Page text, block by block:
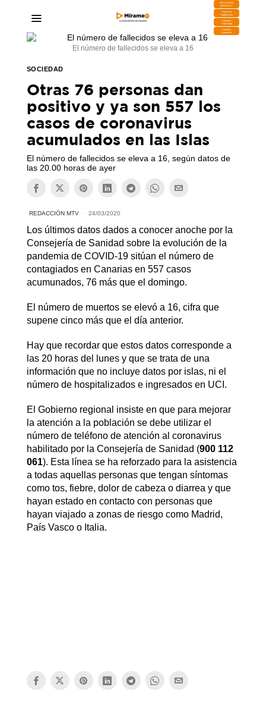
DESCARGA
MIRAPLAY
Buzón de
Sugerencias
Contratar
Publicidad
Contacto
Comercial
El número de fallecidos se eleva a 16
SOCIEDAD
Otras 76 personas dan
positivo y ya son 557 los
casos de coronavirus
acumulados en las Islas
El número de fallecidos se eleva a 16, según datos de
las 20.00 horas de ayer
REDACCIÓN MTV 24/03/2020
Los últimos datos dados a conocer anoche por la
Consejería de Sanidad sobre la evolución de la
pandemia de COVID-19 sitúan el número de
contagiados en Canarias en 557 casos
acumunados, 76 más que el domingo.
El número de muertos se elevó a 16, cifra que
supene cinco más que el día anterior.
Hay que recordar que estos datos corresponde a
las 20 horas del lunes y que se trata de una
información que no incluye datos por islas, ni el
número de hospitalizados e ingresados en UCI.
El Gobierno regional insiste en que para mejorar
la atención a la población se debe utilizar el
número de teléfono de atención al coronavirus
habilitado por la Consejería de Sanidad (900 112
061). Esta línea se ha reforzado para la asistencia
a todas aquellas personas que tengan síntomas
como tos, fiebre, dolor de cabeza o diarrea y que
hayan estado en contacto con personas que
hayan viajado a zonas de riesgo como Madrid,
País Vasco o Italia.